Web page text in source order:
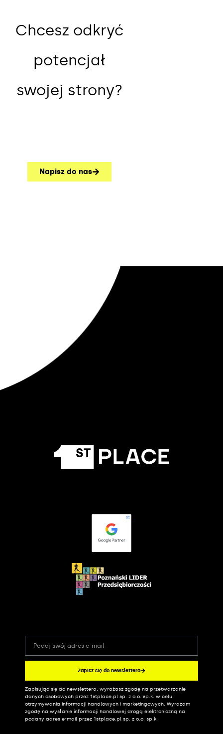
Chcesz odkryć
potencjał
swojej strony?
Napisz do nas
Zapisz się do newslettera
Alternative:
Zapisując się do newslettera, wyrażasz zgodę na przetwarzanie
danych osobowych przez 1stplace.pl sp. z o.o. sp.k. w celu
otrzymywania informacji handlowych i marketingowych. Wyrażam
zgodę na wysłanie informacji handlowej drogą elektroniczną na
podany adres e-mail przez 1stplace.pl sp. z o.o. sp.k.